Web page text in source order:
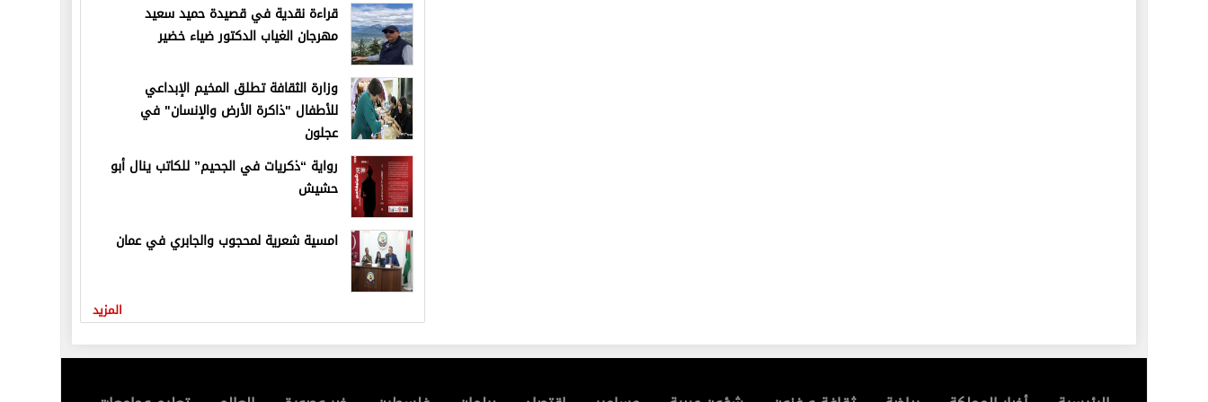
قراءة نقدية في قصيدة حميد سعيد
مهرجان الغياب الدكتور ضياء خضير
وزارة الثقافة تطلق المخيم الإبداعي
للأطفال "ذاكرة الأرض والإنسان" في
عجلون
رواية “ذكريات في الجحيم” للكاتب ينال أبو
حشيش
امسية شعرية لمحجوب والجابري في عمان
المزيد